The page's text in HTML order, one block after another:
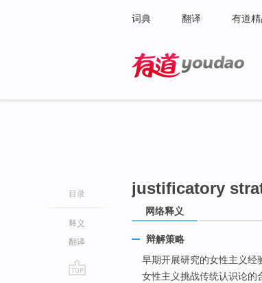
词典 翻译 有道
目录
释义
翻译
justificatory
网络释义
辩解策略
早期开展研究的女性主义经
女性主义挑战传统认识论的